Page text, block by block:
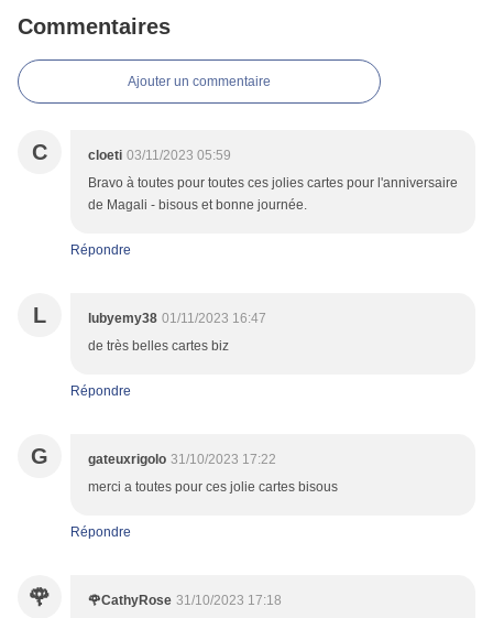
Commentaires
Ajouter un commentaire
C cloeti 03/11/2023 05:59
Bravo à toutes pour toutes ces jolies cartes pour l'anniversaire
de Magali - bisous et bonne journée.
Répondre
L lubyemy38 01/11/2023 16:47
de très belles cartes biz
Répondre
G gateuxrigolo 31/10/2023 17:22
merci a toutes pour ces jolie cartes bisous
Répondre
🌹 🌹CathyRose 31/10/2023 17:18